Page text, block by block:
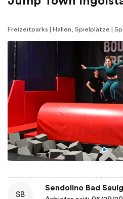
Freizeitparks | Hallen, Spielplätze |
SB
Sendolino Bad